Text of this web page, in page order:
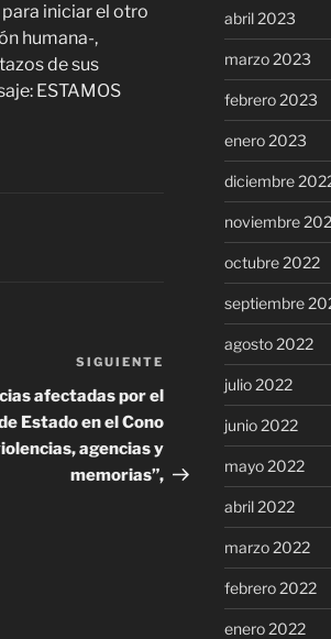
iniciar el otro
humana-,
de sus
ESTAMOS
Siguiente
entrada
SIGUIENTE
afectadas por el
Estado en el Cono
agencias y
memorias”,
abril 2023
marzo 2023
febrero 2023
enero 2023
diciembre
noviembre
octubre 2022
septiembre
agosto 2022
julio 2022
junio 2022
mayo 2022
abril 2022
marzo 2022
febrero 2022
enero 2022